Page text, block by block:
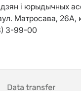
і юрыдычных
Матросава, 26А,
3-99-00